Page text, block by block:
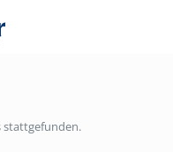
stattgefunden.